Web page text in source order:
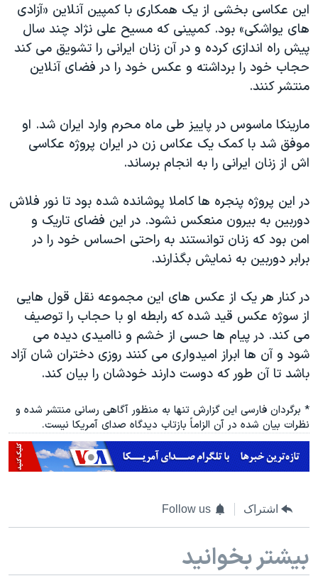
نرگس محمدی برنده جایزه نوبل صلح
همایش محافظه‌کاران آمریکا «سی‌پک»
صفحه‌های ویژه
سفر پرزیدنت ترامپ به چین
این عکاسی بخشی از یک همکاری با کمپین آنلاین «آزادی
های یواشکی» بود. کمپینی که مسیح علی نژاد چند سال
پیش راه اندازی کرده و در آن زنان ایرانی را تشویق می کند
حجاب خود را برداشته و عکس خود را در فضای آنلاین
منتشر کنند.
مارینکا ماسوس در پاییز طی ماه محرم وارد ایران شد. او
موفق شد با کمک یک عکاس زن در ایران پروژه عکاسی
اش از زنان ایرانی را به انجام برساند.
در این پروژه پنجره ها کاملا پوشانده شده بود تا نور فلاش
دوربین به بیرون منعکس نشود. در این فضای تاریک و
امن بود که زنان توانستند به راحتی احساس خود را در
برابر دوربین به نمایش بگذارند.
در کنار هر یک از عکس های این مجموعه نقل قول هایی
از سوژه عکس قید شده که رابطه او با حجاب را توصیف
می کند. در پیام ها حسی از خشم و ناامیدی دیده می
شود و آن ها ابراز امیدواری می کنند روزی دختران شان آزاد
باشد تا آن طور که دوست دارند خودشان را بیان کند.
* برگردان فارسی این گزارش تنها به منظور آگاهی رسانی منتشر شده و
نظرات بیان شده در آن الزاماً بازتاب دیدگاه صدای آمریکا نیست.
اشتراک Follow us
بیشتر بخوانید